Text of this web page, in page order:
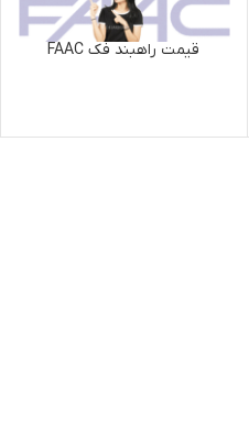
قیمت راهبند فک FAAC